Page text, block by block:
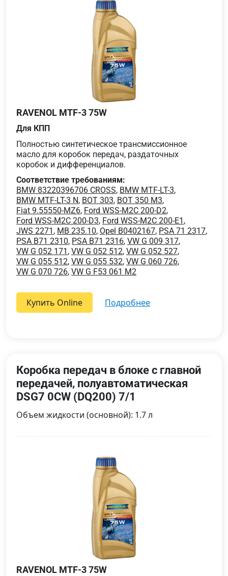
RAVENOL MTF-3 75W
Для КПП
Полностью синтетическое трансмиссионное
масло для коробок передач, раздаточных
коробок и дифференциалов.
Соответствие требованиям:
BMW 83220396706 CROSS, BMW MTF-LT-3,
BMW MTF-LT-3 N, BOT 303, BOT 350 M3,
Fiat 9.55550-MZ6, Ford WSS-M2C 200-D2,
Ford WSS-M2C 200-D3, Ford WSS-M2C 200-E1 ,
JWS 2271 , MB 235.10, Opel B0402167, PSA 71 2317,
PSA B71 2310, PSA B71 2316, VW G 009 317,
VW G 052 171 , VW G 052 512, VW G 052 527,
VW G 055 512, VW G 055 532, VW G 060 726,
VW G 070 726, VW G F53 061 M2
Купить Online подробнее
Коробка передач в блоке с главной
передачей, полуавтоматическая
DSG7 0CW (DQ200) 7/1
Объем жидкости (основной): 1.7 л
RAVENOL MTF-3 75W